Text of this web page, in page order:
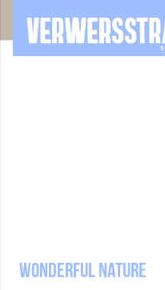
Wonderful Nature